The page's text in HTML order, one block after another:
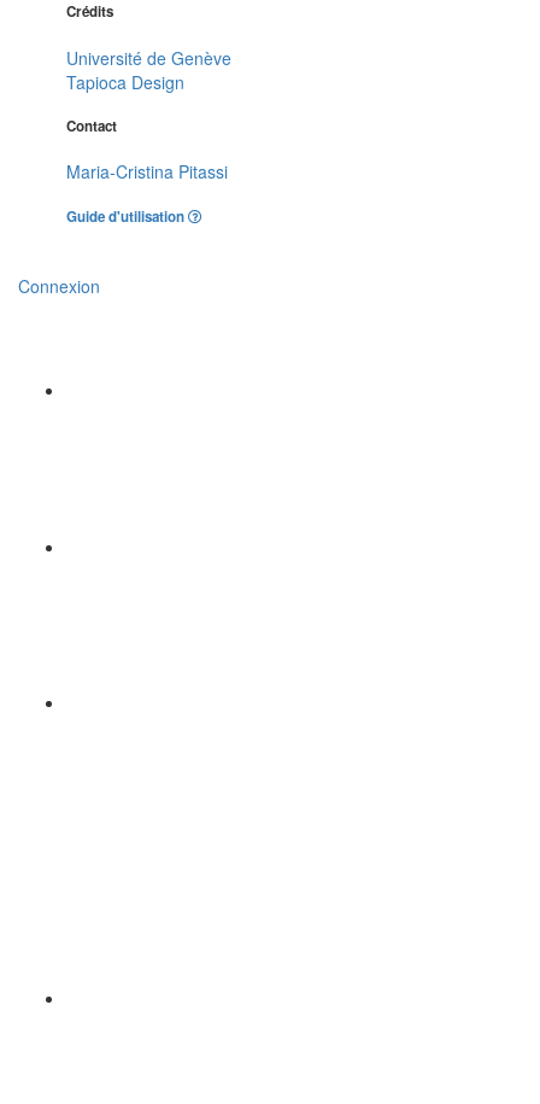
Crédits
Université de Genève
Tapioca Design
Contact
Maria-Cristina Pitassi
Guide d'utilisation
Connexion